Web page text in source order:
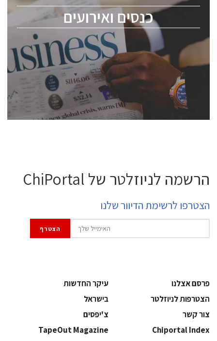
כנסים ואירועים
ChipEx2026 will be held on May 12-13, 2026. The
conference is intended for everyone involved in the
semiconductor industry, including engineers,
professional experts, and senior executives.
לחץ לפרטים
הרשמה לניוזלטר של ChiPortal
הצטרפו לרשימת הדיוור שלנו
פרסם אצלנו
עיקר החדשות
הצטרפות לניוזלטר
בישראל
צור קשר
צ'יפסים
Chiportal Index
TapeOut Magazine